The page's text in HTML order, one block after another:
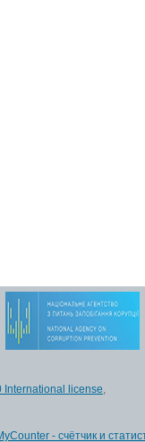
International license,